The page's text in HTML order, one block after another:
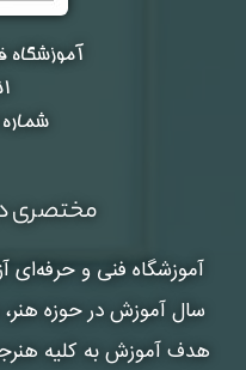
آموزشگاه
شماره
مختصری
آموزشگاه فنی و حرفه‌ای
سال آموزش در حوزه هنر،
هدف آموزش به کلیه